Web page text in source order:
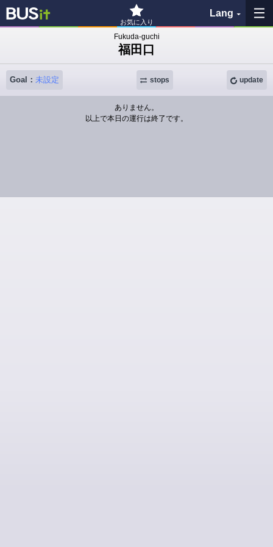
お気に入り
Lang
My Favorites
History
See the map
Fukuda-guchi
福田口
Goal： 未設定 update
stops
ありません。
以上で本日の運行は終了です。